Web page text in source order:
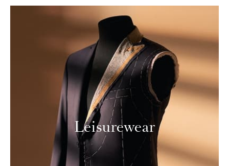
Leisurewear